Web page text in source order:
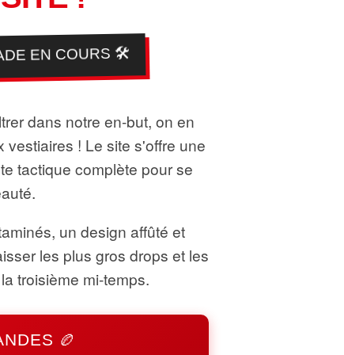
EN COURS 🛠️
dans notre en-but, on en
! Le site s'offre une
tactique complète pour se
un design affûté et
les plus gros drops et les
troisième mi-temps.
🏉